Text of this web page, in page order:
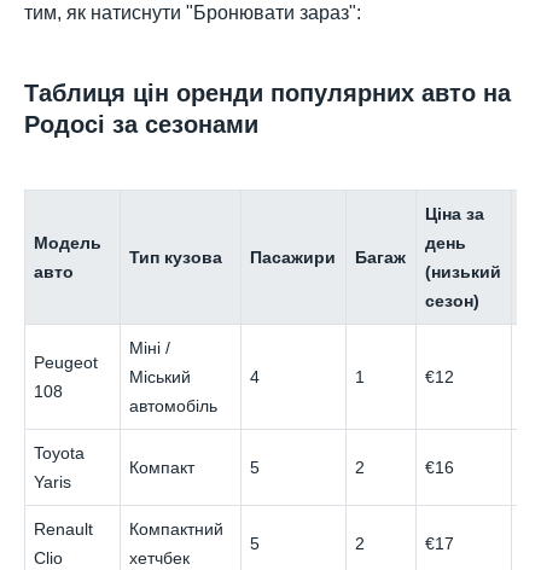
тим, як натиснути "Бронювати зараз":
Таблиця цін оренди популярних авто на
Родосі за сезонами
Модель
авто
Тип кузова Пасажири Багаж
Ціна за
день
(низький
сезон)
Peugeot
108
Міні /
Міський
автомобіль
4 1 €12
Toyota
Yaris
Компакт 5 2 €16
Renault
Clio
Компактний
хетчбек
5 2 €17